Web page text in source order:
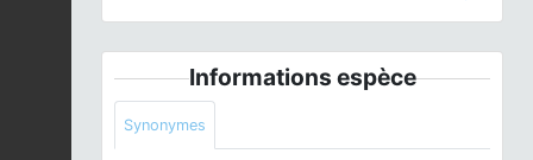
Informations espèce
Synonymes